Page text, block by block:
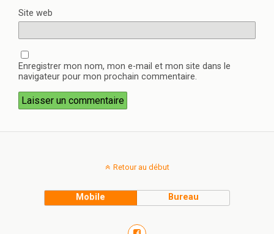
Site web
Enregistrer mon nom, mon e-mail et mon site dans le
navigateur pour mon prochain commentaire.
Retour au début
Mobile Bureau